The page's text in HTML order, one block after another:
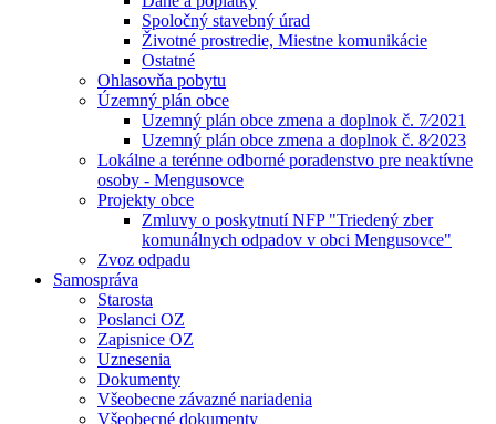
Spoločný stavebný úrad
Životné prostredie, Miestne komunikácie
Ostatné
Ohlasovňa pobytu
Územný plán obce
Uzemný plán obce zmena a doplnok č. 7⁄2021
Uzemný plán obce zmena a doplnok č. 8⁄2023
Lokálne a terénne odborné poradenstvo pre neaktívne
osoby - Mengusovce
Projekty obce
Zmluvy o poskytnutí NFP "Triedený zber
komunálnych odpadov v obci Mengusovce"
Zvoz odpadu
Samospráva
Starosta
Poslanci OZ
Zapisnice OZ
Uznesenia
Dokumenty
Všeobecne závazné nariadenia
Všeobecné dokumenty